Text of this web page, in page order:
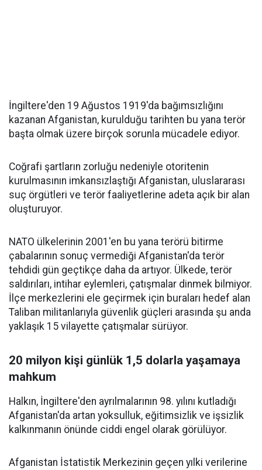
İngiltere'den 19 Ağustos 1919'da bağımsızlığını
kazanan Afganistan, kurulduğu tarihten bu yana terör
başta olmak üzere birçok sorunla mücadele ediyor.
Coğrafi şartların zorluğu nedeniyle otoritenin
kurulmasının imkansızlaştığı Afganistan, uluslararası
suç örgütleri ve terör faaliyetlerine adeta açık bir alan
oluşturuyor.
NATO ülkelerinin 2001'en bu yana terörü bitirme
çabalarının sonuç vermediği Afganistan'da terör
tehdidi gün geçtikçe daha da artıyor. Ülkede, terör
saldırıları, intihar eylemleri, çatışmalar dinmek bilmiyor.
İlçe merkezlerini ele geçirmek için buraları hedef alan
Taliban militanlarıyla güvenlik güçleri arasında şu anda
yaklaşık 15 vilayette çatışmalar sürüyor.
20 milyon kişi günlük 1,5 dolarla yaşamaya
mahkum
Halkın, İngiltere'den ayrılmalarının 98. yılını kutladığı
Afganistan'da artan yoksulluk, eğitimsizlik ve işsizlik
kalkınmanın önünde ciddi engel olarak görülüyor.
Afganistan İstatistik Merkezinin geçen yılki verilerine